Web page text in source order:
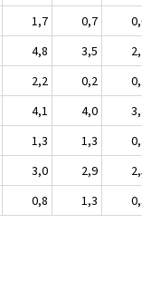
1,7 0,7
4,8 3,5
2,2 0,2
4,1 4,0
1,3 1,3
3,0 2,9
0,8 1,3